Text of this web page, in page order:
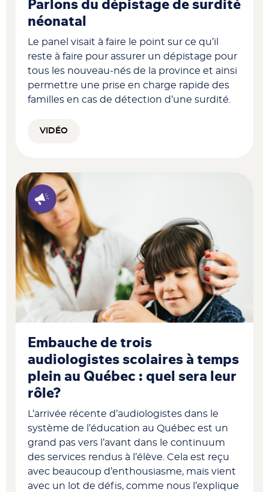
Parlons du dépistage de surdité
néonatal
Le panel visait à faire le point sur ce qu’il
reste à faire pour assurer un dépistage pour
tous les nouveau-nés de la province et ainsi
permettre une prise en charge rapide des
familles en cas de détection d’une surdité.
VIDÉO
Embauche de trois
audiologistes scolaires à temps
plein au Québec : quel sera leur
rôle?
L’arrivée récente d’audiologistes dans le
système de l’éducation au Québec est un
grand pas vers l’avant dans le continuum
des services rendus à l’élève. Cela est reçu
avec beaucoup d’enthousiasme, mais vient
avec un lot de défis, comme nous l’explique